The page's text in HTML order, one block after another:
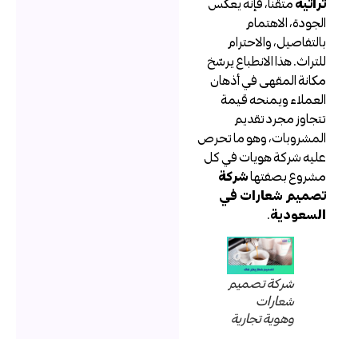
الجودة، الاهتمام
بالتفاصيل، والاحترام
للتراث. هذا الانطباع يرسّخ
مكانة المقهى في أذهان
العملاء ويمنحه قيمة
تتجاوز مجرد تقديم
المشروبات، وهو ما تحرص
عليه شركة هويات في كل
مشروع بصفتهاشركة
تصميم شعارات في
السعودية.
شركة تصميم
شعارات
وهوية تجارية